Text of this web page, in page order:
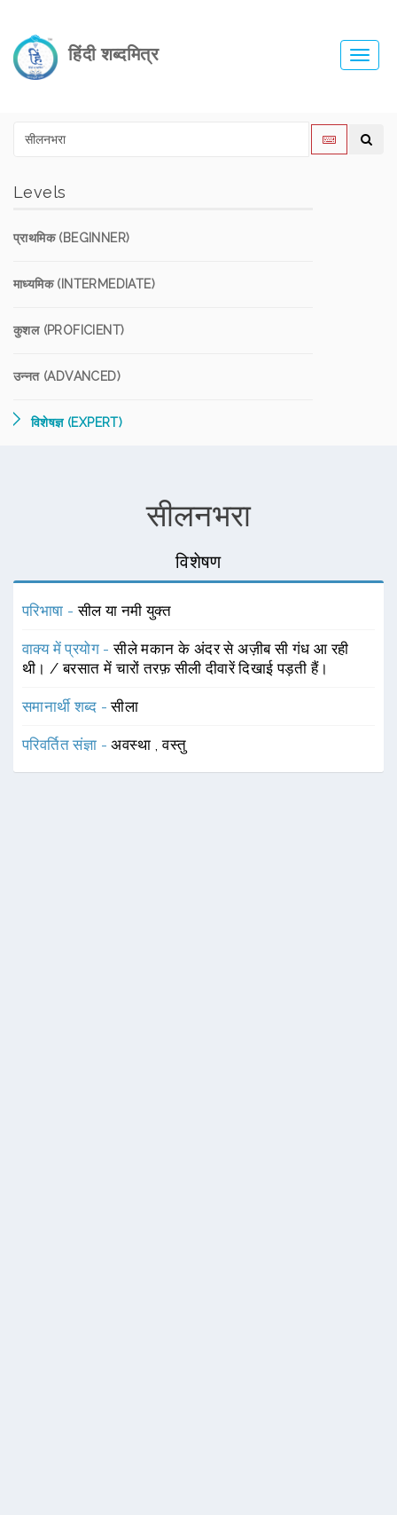
हिंदी शब्दमित्र
Levels
प्राथमिक (BEGINNER)
माध्यमिक (INTERMEDIATE)
कुशल (PROFICIENT)
उन्नत (ADVANCED)
विशेषज्ञ (EXPERT)
सीलनभरा
विशेषण
परिभाषा -सील या नमी युक्त
वाक्य में प्रयोग -सीले मकान के अंदर से अज़ीब सी गंध आ रही
थी। / बरसात में चारों तरफ़ सीली दीवारें दिखाई पड़ती हैं।
समानार्थी शब्द -सीला
परिवर्तित संज्ञा -अवस्था ,वस्तु